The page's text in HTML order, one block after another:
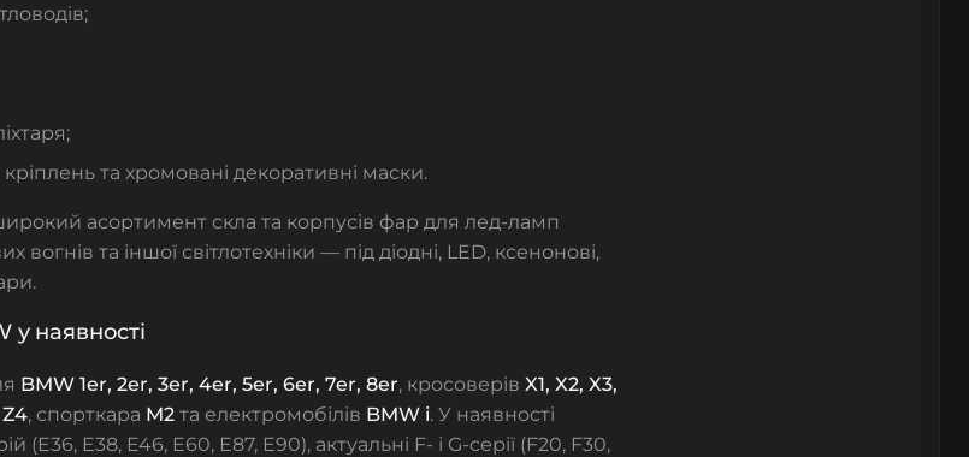
та хромовані декоративні маски.
асортимент скла та корпусів фар для лед-ламп
вогнів та іншої світлотехніки — під діодні, LED, ксенонові,
наявності
BMW 1er, 2er, 3er, 4er, 5er, 6er, 7er, 8er, кросоверів X1, X2, X3,
Z4, спорткара M2 та електромобілів BMW i. У наявності
(E36, E38, E46, E60, E87, E90), актуальні F- і G-серії (F20, F30,